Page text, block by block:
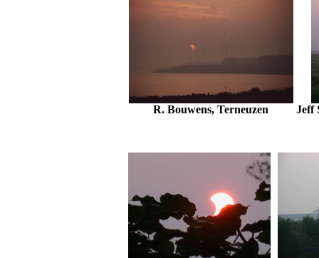
R. Bouwens, Terneuzen Jeff